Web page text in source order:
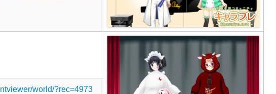
world/?rec=4973